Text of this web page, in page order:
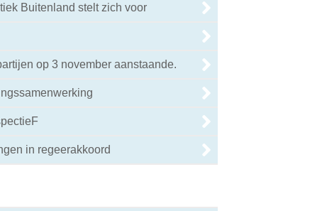
Buitenland stelt zich voor
op 3 november aanstaande.
in regeerakkoord